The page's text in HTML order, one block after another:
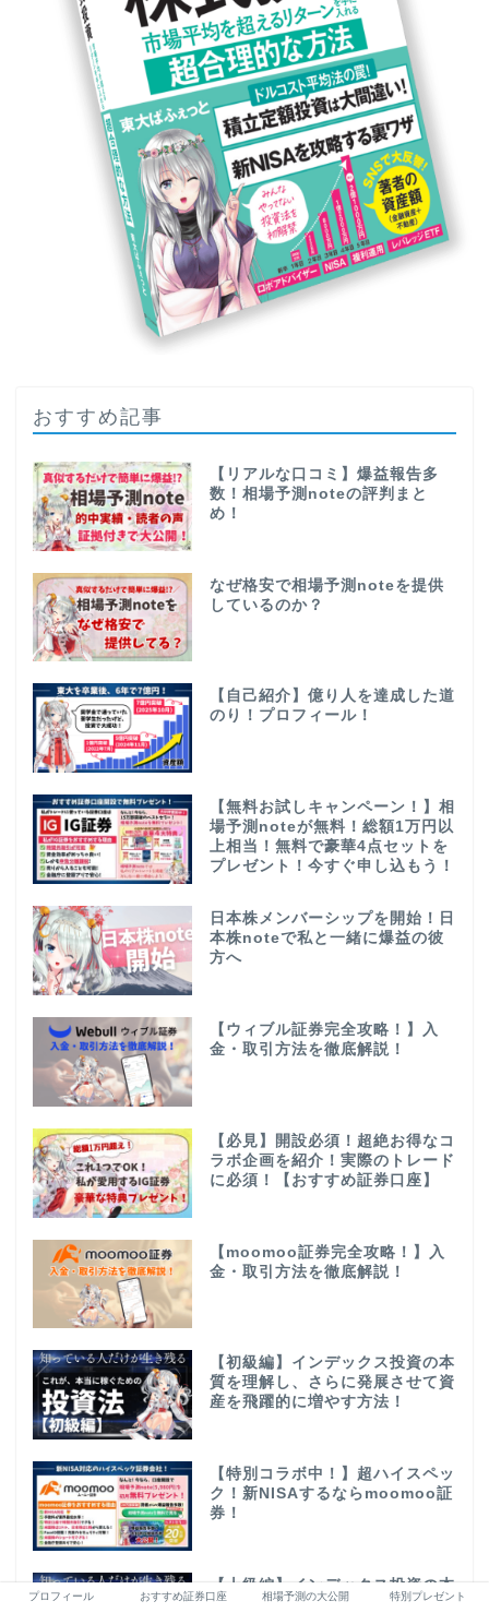
おすすめ記事
【リアルな口コミ】爆益報告多
数！相場予測noteの評判まと
め！
なぜ格安で相場予測noteを提供
しているのか？
【自己紹介】億り人を達成した道
のり！プロフィール！
【無料お試しキャンペーン！】相
場予測noteが無料！総額1万円以
上相当！無料で豪華4点セットを
プレゼント！今すぐ申し込もう！
日本株メンバーシップを開始！日
本株noteで私と一緒に爆益の彼
方へ
【ウィブル証券完全攻略！】入
金・取引方法を徹底解説！
【必見】開設必須！超絶お得なコ
ラボ企画を紹介！実際のトレード
に必須！【おすすめ証券口座】
【moomoo証券完全攻略！】入
金・取引方法を徹底解説！
【初級編】インデックス投資の本
質を理解し、さらに発展させて資
産を飛躍的に増やす方法！
【特別コラボ中！】超ハイスペッ
ク！新NISAするならmoomoo証
券！
【上級編】インデックス投資の本
質を理解し、積立投資のリターン
プロフィール おすすめ証券口座 相場予測の大公開 特別プレゼント